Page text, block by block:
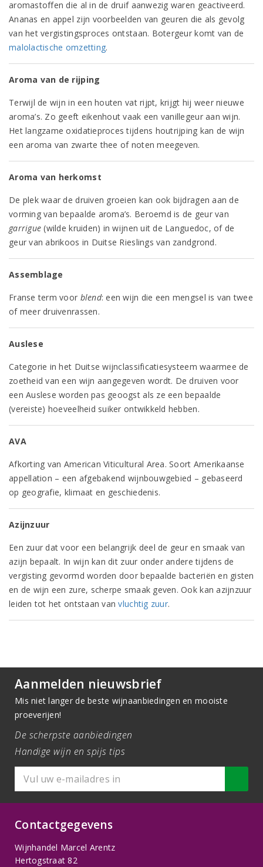
aromastoffen die al in de druif aanwezig waren geactiveerd.
Ananas en appel zijn voorbeelden van geuren die als gevolg
van het vergistingsproces ontstaan. Botergeur komt van de
malolactische omzetting.
Aroma van de rijping
Terwijl de wijn in een houten vat rijpt, krijgt hij weer nieuwe
aroma’s. Zo geeft eikenhout vaak een vanillegeur aan wijn.
Het langzame oxidatieproces tijdens houtrijping kan de wijn
een aroma van zwarte thee of noten meegeven.
Aroma van herkomst
De plek waar de druiven groeien kan ook bijdragen aan de
vorming van bepaalde aroma’s. Beroemd is de geur van
garrigue (wilde kruiden) in wijnen uit de Languedoc, of de
geur van abrikoos in Duitse Rieslings van zandgrond.
Assemblage
Franse term voor blend: een wijn die een mengsel is van twee
of meer druivenrassen.
Auslese
Categorie in het Duitse wijnclassificatiesysteem waarmee de
zoetheid van een wijn aangegeven wordt. De druiven voor
een Auslese worden pas geoogst als ze een bepaalde
(vereiste) hoeveelheid suiker ontwikkeld hebben.
AVA
Afkorting van American Viticultural Area. Soort Amerikaanse
appellation – een afgebakend wijnbouwgebied – gebaseerd
op geografie, klimaat en geschiedenis.
Azijnzuur
Een zuur dat voor een belangrijk deel de geur en smaak van
azijn bepaalt. In wijn kan dit zuur onder andere tijdens de
vergisting gevormd worden door bepaalde bacteriën en gisten
en de wijn een zure, scherpe smaak geven. Ook kan azijnzuur
leiden tot het ontstaan vanvluchtig zuur.
Aanmelden nieuwsbrief
Mis niet langer de beste wijnaanbiedingen en mooiste
proeverijen!
De scherpste aanbiedingen
Handige wijn en spijs tips
Contactgegevens
Wijnhandel Marcel Arentz
Hertogstraat 82